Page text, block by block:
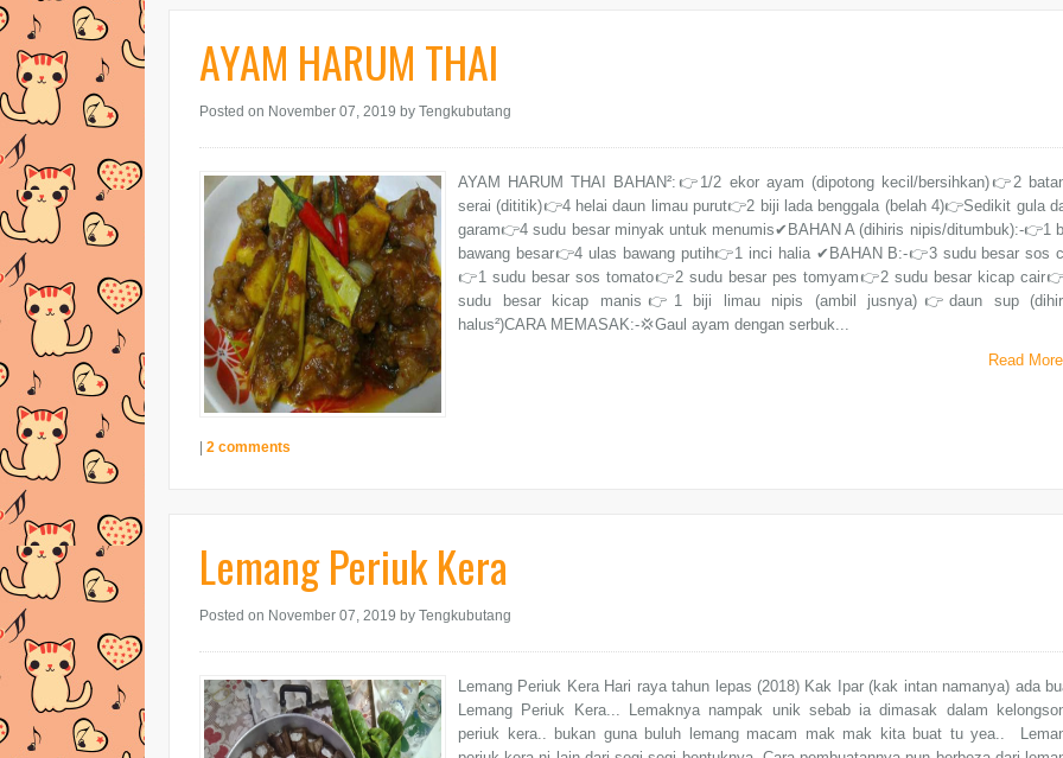
AYAM HARUM THAI
Posted on November 07, 2019 by Tengkubutang
AYAM HARUM THAI BAHAN²:👉1/2 ekor ayam (dipotong kecil/bersihkan)👉2
serai (dititik)👉4 helai daun limau purut👉2 biji lada benggala (belah 4)👉Sedikit gula
garam👉4 sudu besar minyak untuk menumis✔BAHAN A (dihiris nipis/ditumbuk):-👉1
bawang besar👉4 ulas bawang putih👉1 inci halia ✔BAHAN B:-👉3 sudu besar sos
👉1 sudu besar sos tomato👉2 sudu besar pes tomyam👉2 sudu besar kicap
sudu besar kicap manis👉1 biji limau nipis (ambil jusnya)👉daun sup
halus²)CARA MEMASAK:-💢Gaul ayam dengan serbuk...
Read More
2 comments
Lemang Periuk Kera
Posted on November 07, 2019 by Tengkubutang
Lemang Periuk Kera Hari raya tahun lepas (2018) Kak Ipar (kak intan namanya) ada
Lemang Periuk Kera... Lemaknya nampak unik sebab ia dimasak dalam
periuk kera.. bukan guna buluh lemang macam mak mak kita buat tu yea..